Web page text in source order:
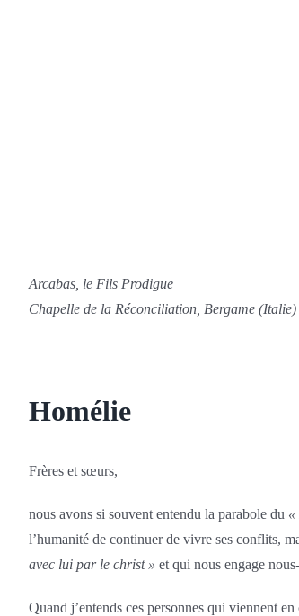
Arcabas, le Fils Prodigue
Chapelle de la Réconciliation, Bergame (Italie)
Homélie
Frères et sœurs,
nous avons si souvent entendu la parabole du «
l’humanité de continuer de vivre ses conflits,
avec lui par le christ » et qui nous engage
Quand j’entends ces personnes qui viennent